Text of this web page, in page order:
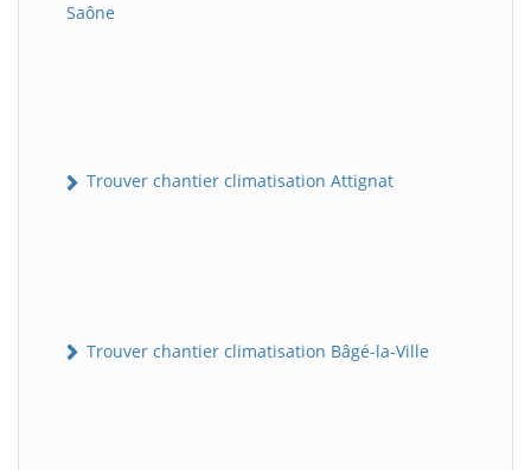
Saône
Trouver chantier climatisation Attignat
Trouver chantier climatisation Bâgé-la-Ville